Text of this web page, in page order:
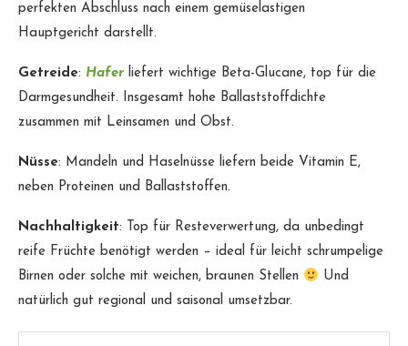
perfekten Abschluss nach einem gemüselastigen
Hauptgericht darstellt.
Getreide: Hafer liefert wichtige Beta-Glucane, top für die
Darmgesundheit. Insgesamt hohe Ballaststoffdichte
zusammen mit Leinsamen und Obst.
Nüsse: Mandeln und Haselnüsse liefern beide Vitamin E,
neben Proteinen und Ballaststoffen.
Nachhaltigkeit: Top für Resteverwertung, da unbedingt
reife Früchte benötigt werden – ideal für leicht schrumpelige
Birnen oder solche mit weichen, braunen Stellen
Und
natürlich gut regional und saisonal umsetzbar.